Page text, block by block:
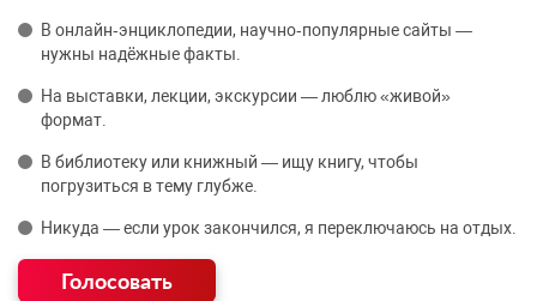
В онлайн‑энциклопедии, научно‑популярные сайты —
нужны надёжные факты.
На выставки, лекции, экскурсии — люблю «живой»
формат.
В библиотеку или книжный — ищу книгу, чтобы
погрузиться в тему глубже.
Никуда — если урок закончился, я переключаюсь на отдых.